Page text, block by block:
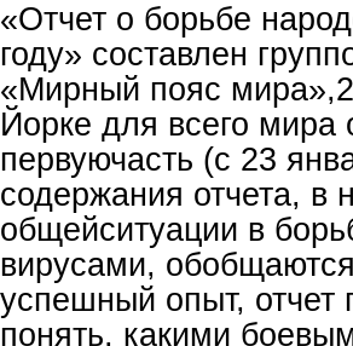
«Отчет о борьбе
году» составлен
«Мирный пояс
Йорке для всего мира
первуючасть (с 23
содержания отчета, в
общейситуации в
вирусами,
успешный опыт, отчет
понять, какими